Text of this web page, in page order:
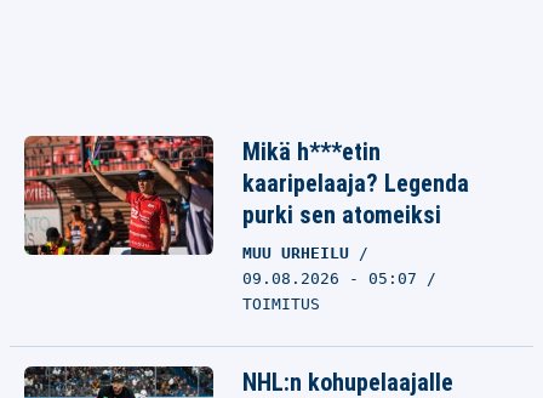
Mikä h***etin
kaaripelaaja? Legenda
purki sen atomeiksi
MUU URHEILU
09.08.2026 - 05:07
TOIMITUS
NHL:n kohupelaajalle